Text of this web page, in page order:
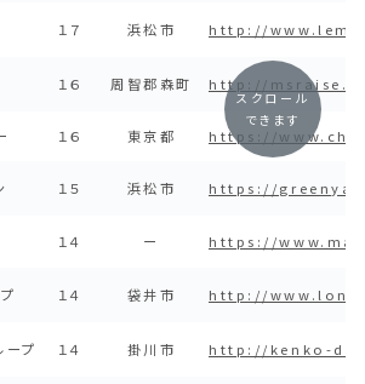
１７ 浜松市 http://
１６ 周智郡森町 http://
１６ 東京都 https://
１５ 浜松市 https://
１４ ー https://
１４ 袋井市 http://
プ １４ 掛川市 http://kenko-
スクロール
できます